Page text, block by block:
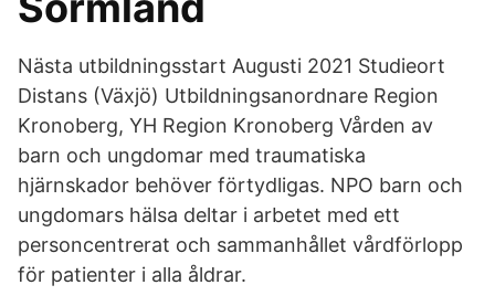
Nästa utbildningsstart Augusti 2021 Studieort
Distans (Växjö) Utbildningsanordnare Region
Kronoberg, YH Region Kronoberg Vården av
barn och ungdomar med traumatiska
hjärnskador behöver förtydligas. NPO barn och
ungdomars hälsa deltar i arbetet med ett
personcentrerat och sammanhållet vårdförlopp
för patienter i alla åldrar.